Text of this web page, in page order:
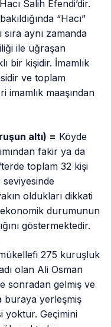
Salih Efendi’dir.
“Hacı”
sıra aynı zamanda
ile uğraşan
bir kişidir. İmamlık
ve toplam
imamlık maaşından
altı) = Köyde
fakir ya da
toplam 32 kişi
oldukları dikkati
durumunun
göstermektedir.
275 kuruşluk
olan Ali Osman
sonradan gelmiş ve
buraya yerleşmiş
yoktur. Geçimini